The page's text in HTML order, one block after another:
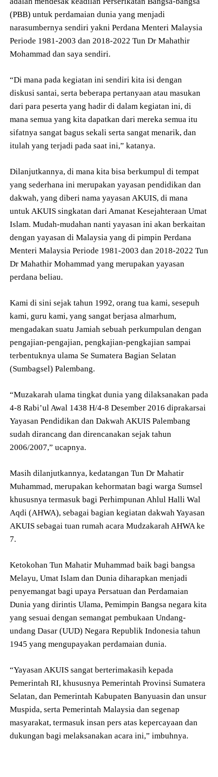
(PBB) untuk perdamaian dunia yang menjadi
narasumbernya sendiri yakni Perdana Menteri Malaysia
Periode 1981-2003 dan 2018-2022 Tun Dr Mahathir
Mohammad dan saya sendiri.
“Di mana pada kegiatan ini sendiri kita isi dengan
diskusi santai, serta beberapa pertanyaan atau masukan
dari para peserta yang hadir di dalam kegiatan ini, di
mana semua yang kita dapatkan dari mereka semua itu
sifatnya sangat bagus sekali serta sangat menarik, dan
itulah yang terjadi pada saat ini,” katanya.
Dilanjutkannya, di mana kita bisa berkumpul di tempat
yang sederhana ini merupakan yayasan pendidikan dan
dakwah, yang diberi nama yayasan AKUIS, di mana
untuk AKUIS singkatan dari Amanat Kesejahteraan Umat
Islam. Mudah-mudahan nanti yayasan ini akan berkaitan
dengan yayasan di Malaysia yang di pimpin Perdana
Menteri Malaysia Periode 1981-2003 dan 2018-2022 Tun
Dr Mahathir Mohammad yang merupakan yayasan
perdana beliau.
Kami di sini sejak tahun 1992, orang tua kami, sesepuh
kami, guru kami, yang sangat berjasa almarhum,
mengadakan suatu Jamiah sebuah perkumpulan dengan
pengajian-pengajian, pengkajian-pengkajian sampai
terbentuknya ulama Se Sumatera Bagian Selatan
(Sumbagsel) Palembang.
“Muzakarah ulama tingkat dunia yang dilaksanakan pada
4-8 Rabi’ul Awal 1438 H/4-8 Desember 2016 diprakarsai
Yayasan Pendidikan dan Dakwah AKUIS Palembang
sudah dirancang dan direncanakan sejak tahun
2006/2007,” ucapnya.
Masih dilanjutkannya, kedatangan Tun Dr Mahatir
Muhammad, merupakan kehormatan bagi warga Sumsel
khususnya termasuk bagi Perhimpunan Ahlul Halli Wal
Aqdi (AHWA), sebagai bagian kegiatan dakwah Yayasan
AKUIS sebagai tuan rumah acara Mudzakarah AHWA ke
7.
Ketokohan Tun Mahatir Muhammad baik bagi bangsa
Melayu, Umat Islam dan Dunia diharapkan menjadi
penyemangat bagi upaya Persatuan dan Perdamaian
Dunia yang dirintis Ulama, Pemimpin Bangsa negara kita
yang sesuai dengan semangat pembukaan Undang-
undang Dasar (UUD) Negara Republik Indonesia tahun
1945 yang mengupayakan perdamaian dunia.
“Yayasan AKUIS sangat berterimakasih kepada
Pemerintah RI, khususnya Pemerintah Provinsi Sumatera
Selatan, dan Pemerintah Kabupaten Banyuasin dan unsur
Muspida, serta Pemerintah Malaysia dan segenap
masyarakat, termasuk insan pers atas kepercayaan dan
dukungan bagi melaksanakan acara ini,” imbuhnya.